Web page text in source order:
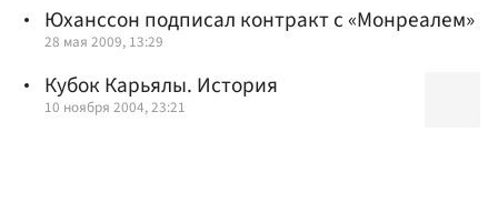
Юханссон подписал контракт с «Монреалем»
28 мая 2009, 13:29
Кубок Карьялы. История
10 ноября 2004, 23:21